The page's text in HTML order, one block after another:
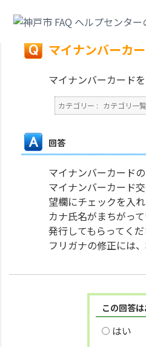
戻る
マイナンバーカ
マイナンバーカード
カテゴリー : カテゴリ一覧
回答
マイナンバーカード
マイナンバーカード
望欄にチェックを入れ
カナ氏名がまちがっ
発行してもらってくだ
フリガナの修正には
この回答
はい